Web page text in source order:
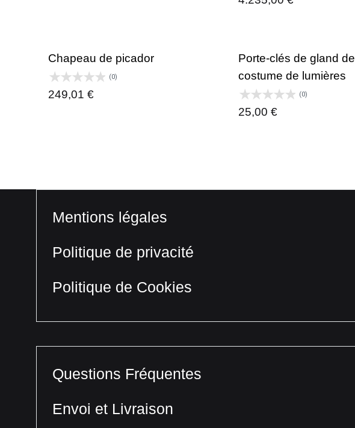
Chapeau de picador
(0)
249,01 €
Porte-clés de gland de
costume de lumières
(0)
25,00 €
Mentions légales
Politique de privacité
Politique de Cookies
Questions Fréquentes
Envoi et Livraison